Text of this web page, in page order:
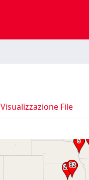
Visualizzazione File